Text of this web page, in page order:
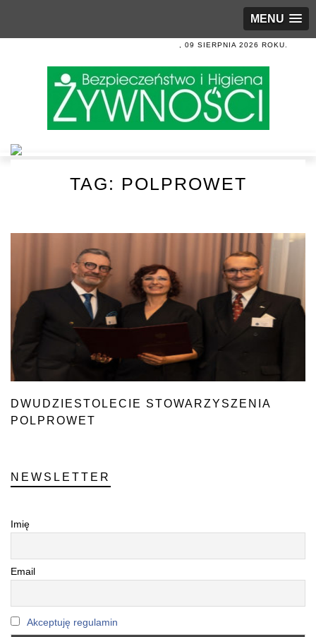
MENU
, 09 SIERPNIA 2026 ROKU.
TAG: POLPROWET
DWUDZIESTOLECIE STOWARZYSZENIA
POLPROWET
NEWSLETTER
Imię
Email
Akceptuję regulamin